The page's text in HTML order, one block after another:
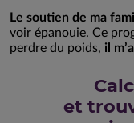
Le soutien de ma
voir épanouie. Ce
perdre du poids, il
et